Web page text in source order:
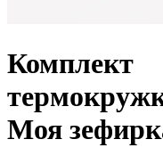
Комплект
Моя